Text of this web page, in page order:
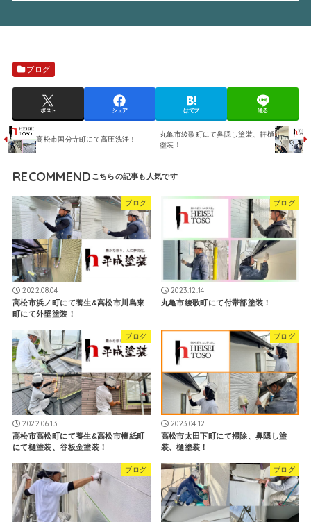
ブログ
ポスト シェア はてブ 送る
高松市国分寺町にて高圧洗浄！
丸亀市綾歌町にて鼻隠し塗装、軒樋
塗装！
RECOMMEND
ブログ
2022.08.04
高松市浜ノ町にて養生&高松市川島東
町にて外壁塗装！
ブログ
2023.12.14
丸亀市綾歌町にて付帯部塗装！
ブログ
2022.06.13
高松市高松町にて養生&高松市檀紙町
にて樋塗装、谷板金塗装！
ブログ
2023.04.12
高松市太田下町にて掃除、鼻隠し塗
装、樋塗装！
ブログ ブログ